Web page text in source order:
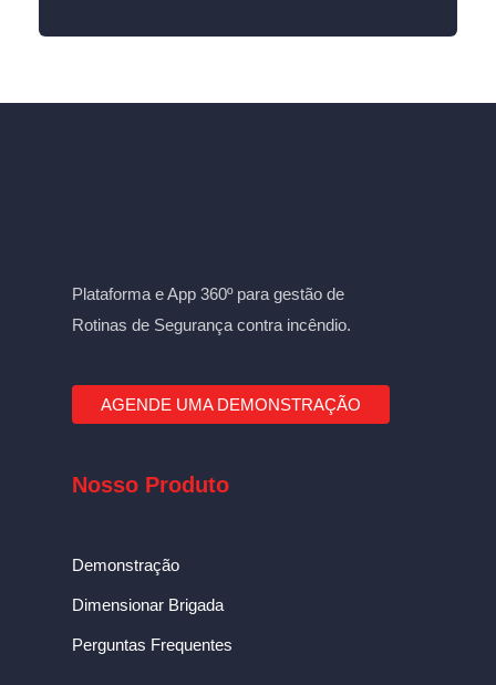
Plataforma e App 360º para gestão de
Rotinas de Segurança contra incêndio.
AGENDE UMA DEMONSTRAÇÃO
Nosso Produto
Demonstração
Dimensionar Brigada
Perguntas Frequentes